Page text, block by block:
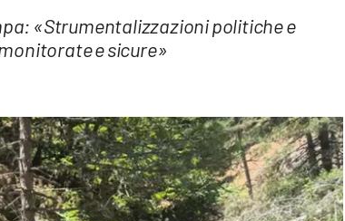
«Strumentalizzazioni politiche e
e sicure»